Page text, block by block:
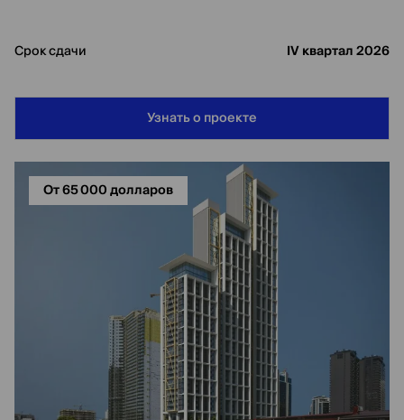
Срок сдачи IV квартал 2026
Узнать о проекте
От 65 000 долларов